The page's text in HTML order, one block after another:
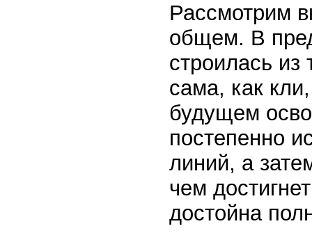
Рассмотрим
общем. В
строилась из
сама, как
будущем
постепенно
линий, а
чем
достойна